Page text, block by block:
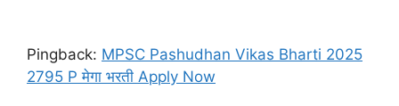
Pingback: MPSC Pashudhan Vikas Bharti 2025
2795 P मेगा भरती Apply Now